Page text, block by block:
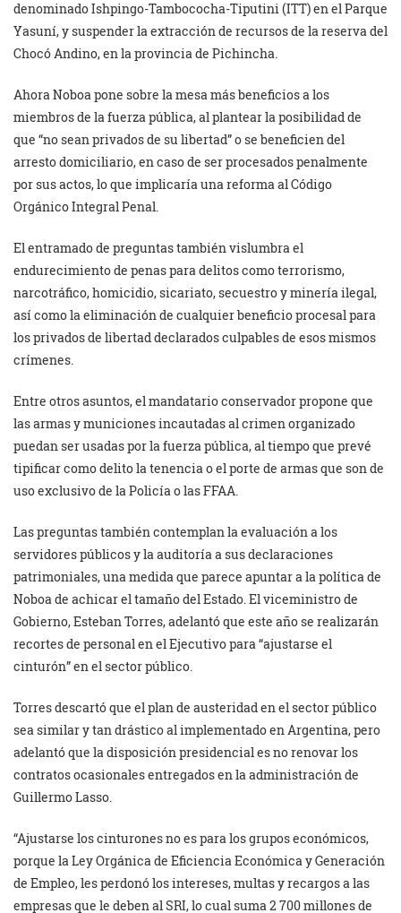
denominado Ishpingo-Tambococha-Tiputini (ITT) en el Parque
Yasuní, y suspender la extracción de recursos de la reserva del
Chocó Andino, en la provincia de Pichincha.
Ahora Noboa pone sobre la mesa más beneficios a los
miembros de la fuerza pública, al plantear la posibilidad de
que “no sean privados de su libertad” o se beneficien del
arresto domiciliario, en caso de ser procesados penalmente
por sus actos, lo que implicaría una reforma al Código
Orgánico Integral Penal.
El entramado de preguntas también vislumbra el
endurecimiento de penas para delitos como terrorismo,
narcotráfico, homicidio, sicariato, secuestro y minería ilegal,
así como la eliminación de cualquier beneficio procesal para
los privados de libertad declarados culpables de esos mismos
crímenes.
Entre otros asuntos, el mandatario conservador propone que
las armas y municiones incautadas al crimen organizado
puedan ser usadas por la fuerza pública, al tiempo que prevé
tipificar como delito la tenencia o el porte de armas que son de
uso exclusivo de la Policía o las FFAA.
Las preguntas también contemplan la evaluación a los
servidores públicos y la auditoría a sus declaraciones
patrimoniales, una medida que parece apuntar a la política de
Noboa de achicar el tamaño del Estado. El viceministro de
Gobierno, Esteban Torres, adelantó que este año se realizarán
recortes de personal en el Ejecutivo para “ajustarse el
cinturón” en el sector público.
Torres descartó que el plan de austeridad en el sector público
sea similar y tan drástico al implementado en Argentina, pero
adelantó que la disposición presidencial es no renovar los
contratos ocasionales entregados en la administración de
Guillermo Lasso.
“Ajustarse los cinturones no es para los grupos económicos,
porque la Ley Orgánica de Eficiencia Económica y Generación
de Empleo, les perdonó los intereses, multas y recargos a las
empresas que le deben al SRI, lo cual suma 2 700 millones de